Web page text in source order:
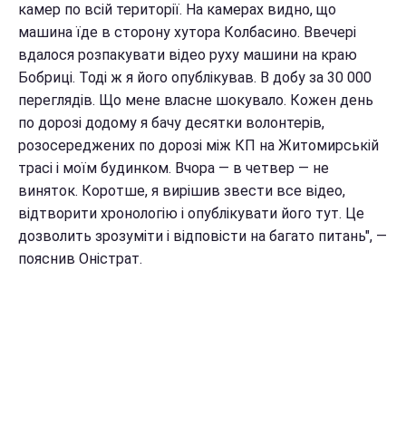
камер по всій території. На камерах видно, що
машина їде в сторону хутора Колбасино. Ввечері
вдалося розпакувати відео руху машини на краю
Бобриці. Тоді ж я його опублікував. В добу за 30 000
переглядів. Що мене власне шокувало. Кожен день
по дорозі додому я бачу десятки волонтерів,
розосереджених по дорозі між КП на Житомирській
трасі і моїм будинком. Вчора — в четвер — не
виняток. Коротше, я вирішив звести все відео,
відтворити хронологію і опублікувати його тут. Це
дозволить зрозуміти і відповісти на багато питань", —
пояснив Оністрат.